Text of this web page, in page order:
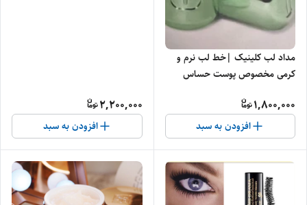
مداد لب کلینیک |خط لب نرم و
کرمی مخصوص پوست حساس
1,800,000
افزودن به سبد
2,200,000
افزودن به سبد